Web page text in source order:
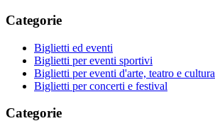
Categorie
Biglietti ed eventi
Biglietti per eventi sportivi
Biglietti per eventi d'arte, teatro e cultura
Biglietti per concerti e festival
Categorie